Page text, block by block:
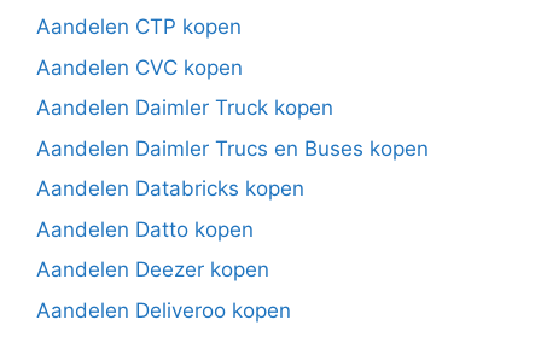
Aandelen CTP kopen
Aandelen CVC kopen
Aandelen Daimler Truck kopen
Aandelen Daimler Trucs en Buses kopen
Aandelen Databricks kopen
Aandelen Datto kopen
Aandelen Deezer kopen
Aandelen Deliveroo kopen